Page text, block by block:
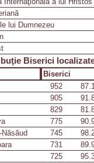
lui Dumnezeu
Biserici
Biserici
952
905
829
775
745
731
725